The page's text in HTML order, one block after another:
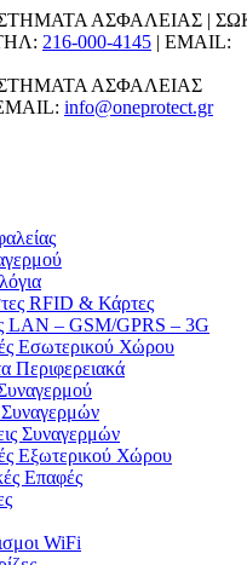
ΑΣΦΑΛΕΙΑΣ |
216-000-4145 | EMAIL:
ΑΣΦΑΛΕΙΑΣ
info@oneprotect.gr
RFID & Κάρτες
LAN – GSM/GPRS – 3G
Εσωτερικού Χώρου
Περιφερειακά
Συναγερμών
Συναγερμών
Εξωτερικού Χώρου
Επαφές
WiFi